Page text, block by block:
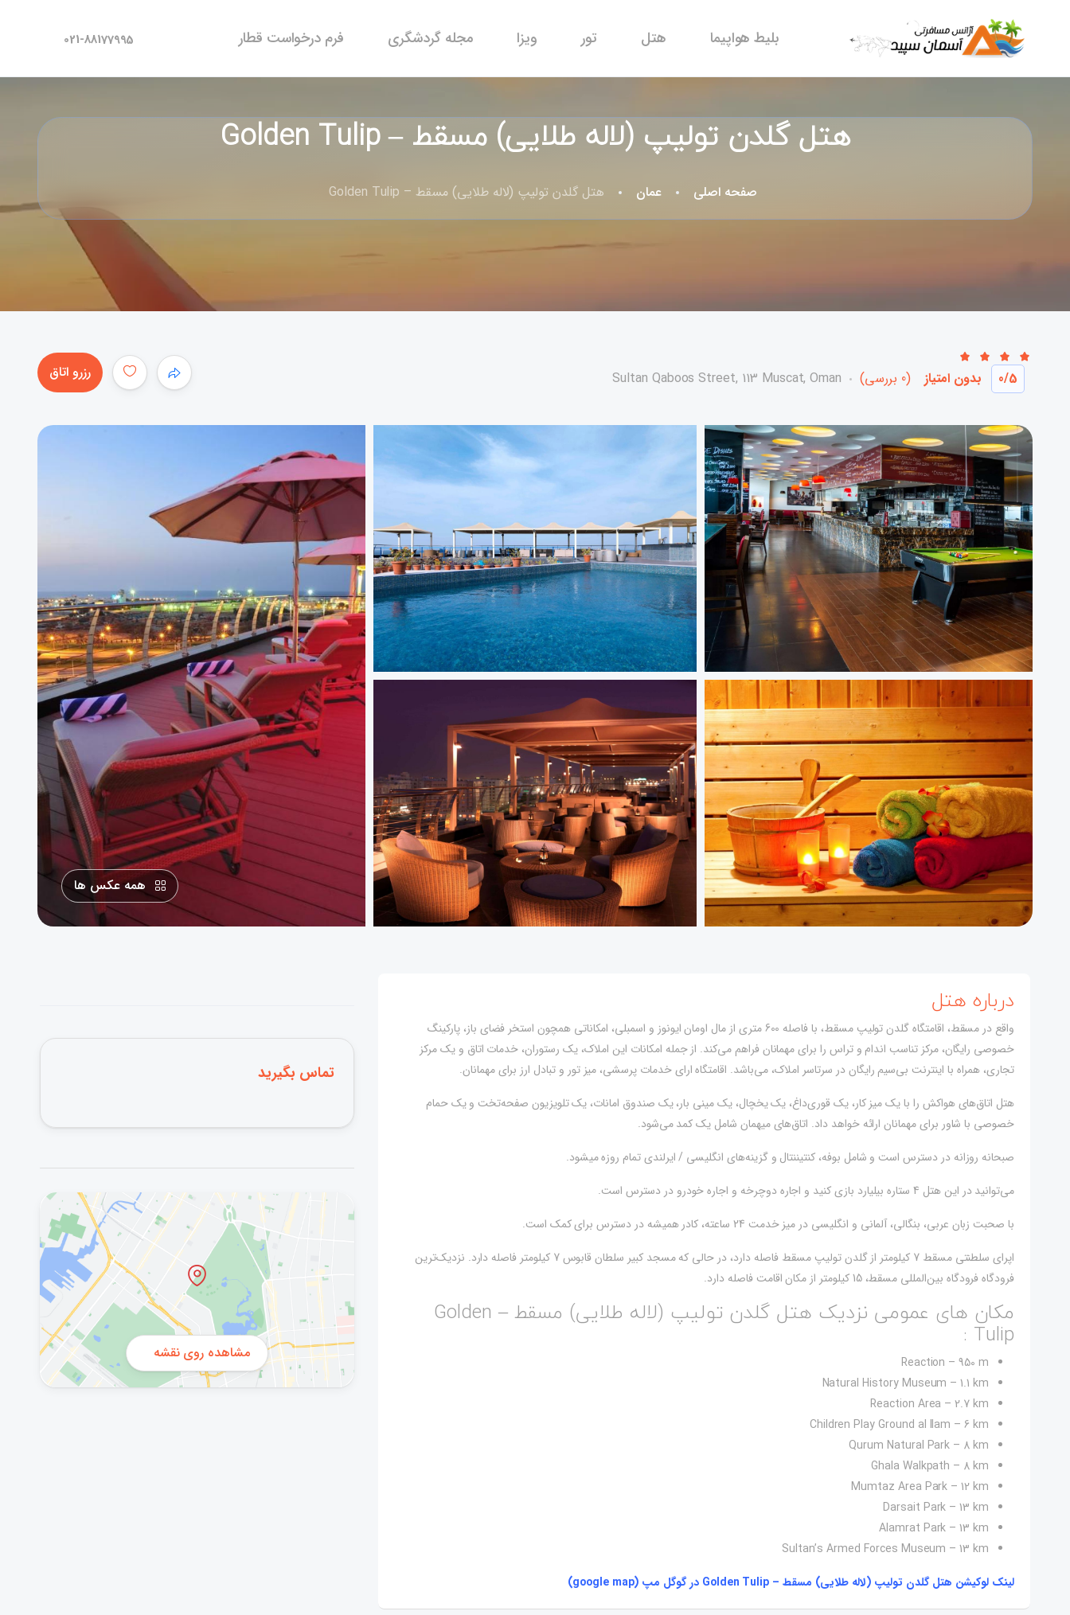
بلیط هواپیما هتل تور ویزا مجله گردشگری فرم درخواست قطار 021-88177995
هتل گلدن تولیپ (لاله طلایی) مسقط – Golden Tulip
صفحه اصلی عمان هتل گلدن تولیپ (لاله طلایی) مسقط – Golden Tulip
0/5 بدون امتیاز (0 بررسی) Sultan Qaboos Street, 113 Muscat, Oman رزرو اتاق
همه عکس ها
درباره هتل
واقع در مسقط، اقامتگاه گلدن تولیپ مسقط، با فاصله 600 متری از مال اومان ایونوز و اسمبلی، امکاناتی همچون استخر فضای باز، پارکینگ
خصوصی رایگان، مرکز تناسب اندام و تراس را برای مهمانان فراهم می‌کند. از جمله امکانات این املاک، یک رستوران، خدمات اتاق و یک مرکز
تجاری، همراه با اینترنت بی‌سیم رایگان در سرتاسر املاک، می‌باشد. اقامتگاه ارای خدمات پرسشی، میز تور و تبادل ارز برای مهمانان.
هتل اتاق‌های هواکش را با یک میز کار، یک قوری‌داغ، یک یخچال، یک مینی بار، یک صندوق امانات، یک تلویزیون صفحه‌تخت و یک حمام
خصوصی با شاور برای مهمانان ارائه خواهد داد. اتاق‌های میهمان شامل یک کمد می‌شود.
صبحانه روزانه در دسترس است و شامل بوفه، کنتیننتال و گزینه‌های انگلیسی / ایرلندی تمام روزه میشود.
می‌توانید در این هتل 4 ستاره بیلیارد بازی کنید و اجاره دوچرخه و اجاره خودرو در دسترس است.
با صحبت زبان عربی، بنگالی، آلمانی و انگلیسی در میز خدمت 24 ساعته، کادر همیشه در دسترس برای کمک است.
اپرای سلطنتی مسقط 7 کیلومتر از گلدن تولیپ مسقط فاصله دارد، در حالی که مسجد کبیر سلطان قابوس 7 کیلومتر فاصله دارد. نزدیک‌ترین
فرودگاه فرودگاه بین‌المللی مسقط، 15 کیلومتر از مکان اقامت فاصله دارد.
مکان های عمومی نزدیک هتل گلدن تولیپ (لاله طلایی) مسقط – Golden
Tulip :
Reaction – 950 m
Natural History Museum – 1.1 km
Reaction Area – 2.7 km
Children Play Ground al Ilam – 6 km
Qurum Natural Park – 8 km
Ghala Walkpath – 8 km
Mumtaz Area Park – 12 km
Darsait Park – 13 km
Alamrat Park – 13 km
Sultan’s Armed Forces Museum – 13 km
لینک لوکیشن هتل گلدن تولیپ (لاله طلایی) مسقط – Golden Tulip در گوگل مپ (google map)
تماس بگیرید
مشاهده روی نقشه